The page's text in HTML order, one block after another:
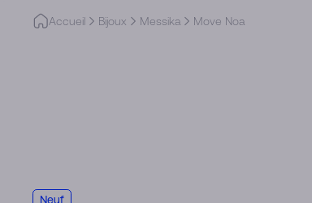
Accueil Bijoux Messika Move Noa
Neuf